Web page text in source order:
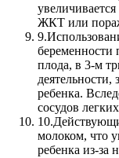
ЖКТ или
9.
беременности
плода, в 3-м
деятельности,
ребенка.
сосудов
10.
молоком, что
ребенка из-за